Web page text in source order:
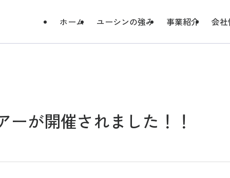
ホーム ユーシンの強み 事業紹介 会
ーが開催されました！！